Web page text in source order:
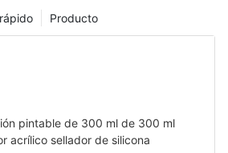
Producto